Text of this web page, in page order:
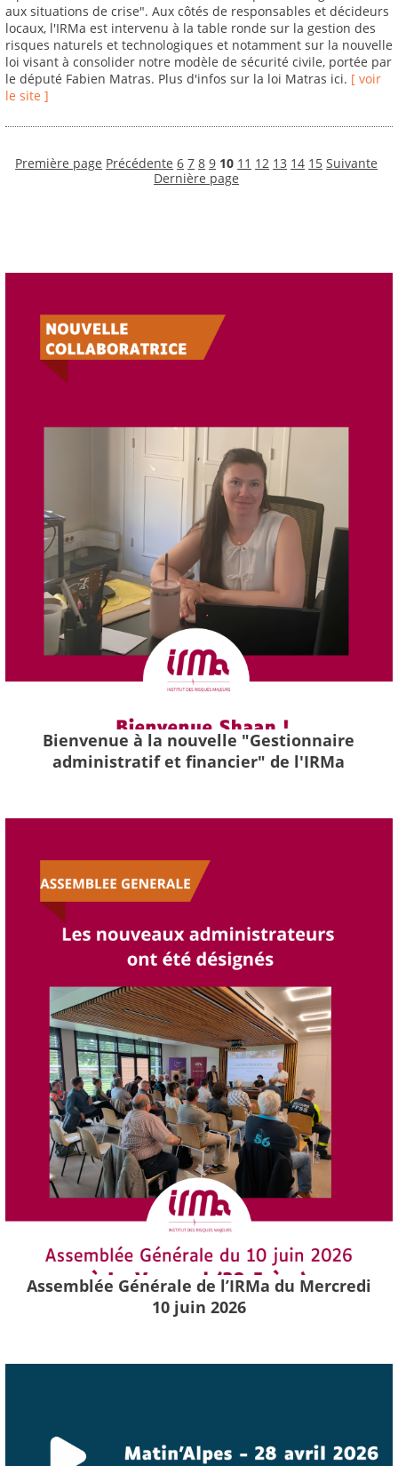
aux situations de crise". Aux côtés de responsables et décideurs
locaux, l'IRMa est intervenu à la table ronde sur la gestion des
risques naturels et technologiques et notamment sur la nouvelle
loi visant à consolider notre modèle de sécurité civile, portée par
le député Fabien Matras. Plus d'infos sur la loi Matras ici. [ voir
le site ]
Première page Précédente 6 7 8 9 10 11 12 13 14 15 Suivante
Dernière page
Bienvenue à la nouvelle "Gestionnaire
administratif et financier" de l'IRMa
Assemblée Générale de l’IRMa du Mercredi
10 juin 2026